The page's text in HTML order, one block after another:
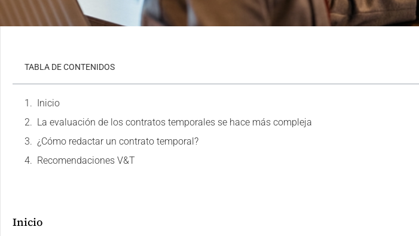
TABLA DE CONTENIDOS
Inicio
La evaluación de los contratos temporales se hace más compleja
¿Cómo redactar un contrato temporal?
Recomendaciones V&T
Inicio